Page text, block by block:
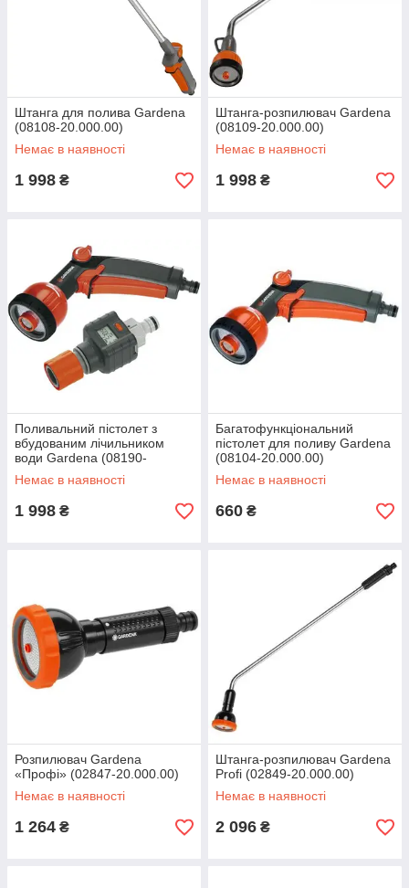
Штанга для полива Gardena
(08108-20.000.00)
Немає в наявності
1 998 ₴
Штанга-розпилювач Gardena
(08109-20.000.00)
Немає в наявності
1 998 ₴
Поливальний пістолет з
вбудованим лічильником
води Gardena (08190-
20.000.00)
Немає в наявності
1 998 ₴
Багатофункціональний
пістолет для поливу Gardena
(08104-20.000.00)
Немає в наявності
660 ₴
Розпилювач Gardena
«Профі» (02847-20.000.00)
Немає в наявності
1 264 ₴
Штанга-розпилювач Gardena
Profi (02849-20.000.00)
Немає в наявності
2 096 ₴